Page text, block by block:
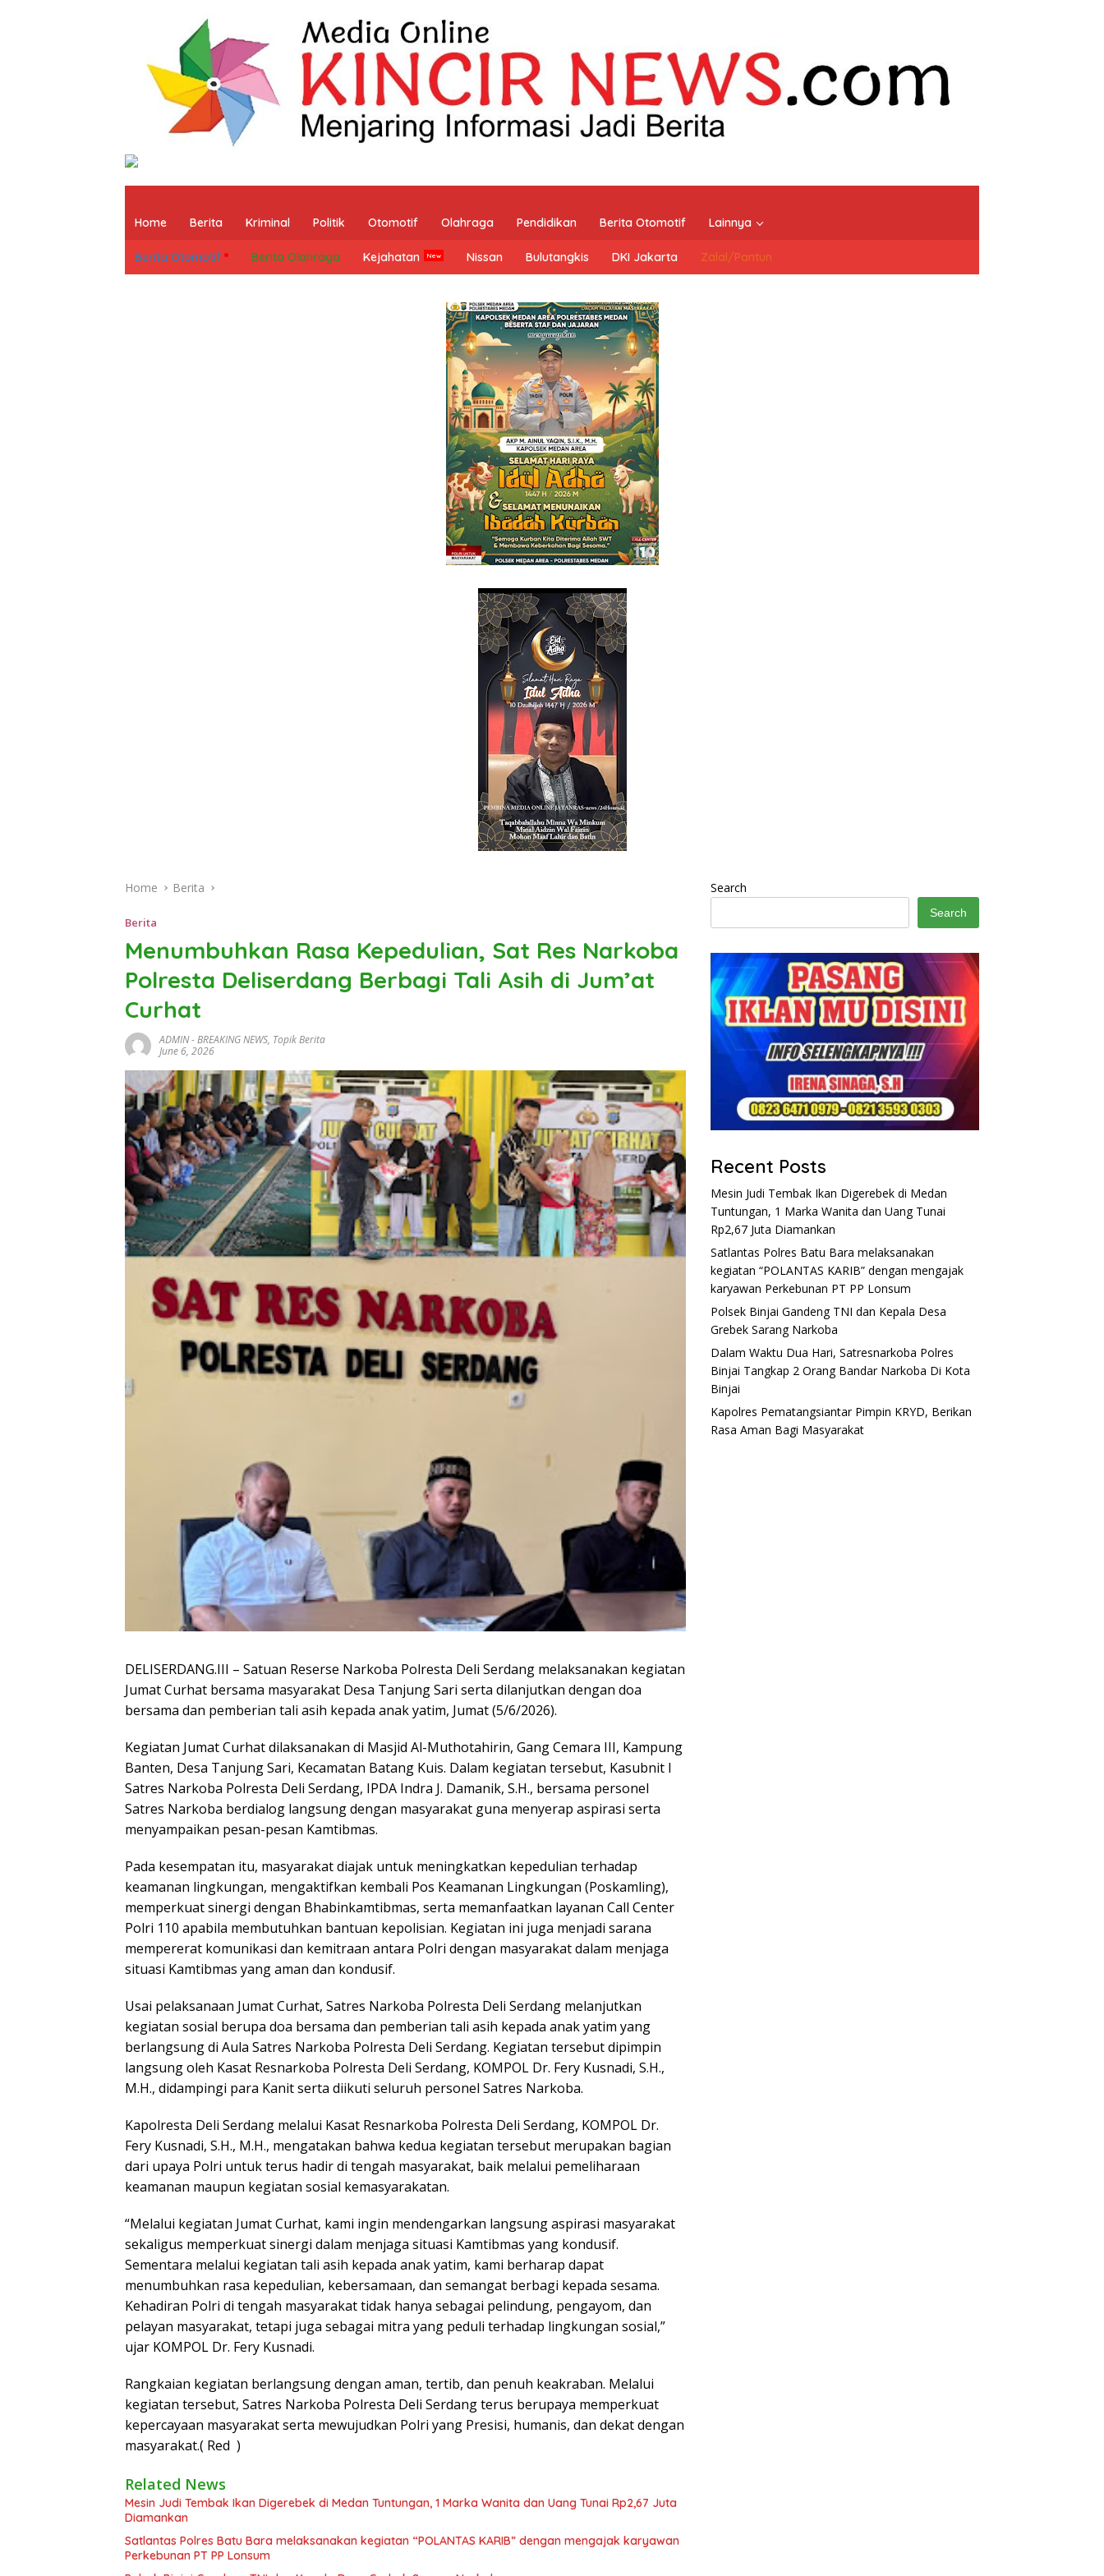
Home Berita Kriminal Politik Otomotif Olahraga Pendidikan Berita Otomotif Lainnya
Berita Otomotif Berita Olahraga Kejahatan Nissan Bulutangkis DKI Jakarta Zalal/Pantun
Home Berita
Berita
Menumbuhkan Rasa Kepedulian, Sat Res Narkoba
Polresta Deliserdang Berbagi Tali Asih di Jum’at
Curhat
ADMIN-BREAKING NEWS, Topik Berita
June 6, 2026
DELISERDANG.III – Satuan Reserse Narkoba Polresta Deli Serdang melaksanakan kegiatan
Jumat Curhat bersama masyarakat Desa Tanjung Sari serta dilanjutkan dengan doa
bersama dan pemberian tali asih kepada anak yatim, Jumat (5/6/2026).
Kegiatan Jumat Curhat dilaksanakan di Masjid Al-Muthotahirin, Gang Cemara III, Kampung
Banten, Desa Tanjung Sari, Kecamatan Batang Kuis. Dalam kegiatan tersebut, Kasubnit I
Satres Narkoba Polresta Deli Serdang, IPDA Indra J. Damanik, S.H., bersama personel
Satres Narkoba berdialog langsung dengan masyarakat guna menyerap aspirasi serta
menyampaikan pesan-pesan Kamtibmas.
Pada kesempatan itu, masyarakat diajak untuk meningkatkan kepedulian terhadap
keamanan lingkungan, mengaktifkan kembali Pos Keamanan Lingkungan (Poskamling),
memperkuat sinergi dengan Bhabinkamtibmas, serta memanfaatkan layanan Call Center
Polri 110 apabila membutuhkan bantuan kepolisian. Kegiatan ini juga menjadi sarana
mempererat komunikasi dan kemitraan antara Polri dengan masyarakat dalam menjaga
situasi Kamtibmas yang aman dan kondusif.
Usai pelaksanaan Jumat Curhat, Satres Narkoba Polresta Deli Serdang melanjutkan
kegiatan sosial berupa doa bersama dan pemberian tali asih kepada anak yatim yang
berlangsung di Aula Satres Narkoba Polresta Deli Serdang. Kegiatan tersebut dipimpin
langsung oleh Kasat Resnarkoba Polresta Deli Serdang, KOMPOL Dr. Fery Kusnadi, S.H.,
M.H., didampingi para Kanit serta diikuti seluruh personel Satres Narkoba.
Kapolresta Deli Serdang melalui Kasat Resnarkoba Polresta Deli Serdang, KOMPOL Dr.
Fery Kusnadi, S.H., M.H., mengatakan bahwa kedua kegiatan tersebut merupakan bagian
dari upaya Polri untuk terus hadir di tengah masyarakat, baik melalui pemeliharaan
keamanan maupun kegiatan sosial kemasyarakatan.
“Melalui kegiatan Jumat Curhat, kami ingin mendengarkan langsung aspirasi masyarakat
sekaligus memperkuat sinergi dalam menjaga situasi Kamtibmas yang kondusif.
Sementara melalui kegiatan tali asih kepada anak yatim, kami berharap dapat
menumbuhkan rasa kepedulian, kebersamaan, dan semangat berbagi kepada sesama.
Kehadiran Polri di tengah masyarakat tidak hanya sebagai pelindung, pengayom, dan
pelayan masyarakat, tetapi juga sebagai mitra yang peduli terhadap lingkungan sosial,”
ujar KOMPOL Dr. Fery Kusnadi.
Rangkaian kegiatan berlangsung dengan aman, tertib, dan penuh keakraban. Melalui
kegiatan tersebut, Satres Narkoba Polresta Deli Serdang terus berupaya memperkuat
kepercayaan masyarakat serta mewujudkan Polri yang Presisi, humanis, dan dekat dengan
masyarakat.( Red )
Related News
Mesin Judi Tembak Ikan Digerebek di Medan Tuntungan, 1 Marka Wanita dan Uang Tunai Rp2,67 Juta
Diamankan
Satlantas Polres Batu Bara melaksanakan kegiatan “POLANTAS KARIB” dengan mengajak karyawan
Perkebunan PT PP Lonsum
Search
Search
Recent Posts
Mesin Judi Tembak Ikan Digerebek di Medan
Tuntungan, 1 Marka Wanita dan Uang Tunai
Rp2,67 Juta Diamankan
Satlantas Polres Batu Bara melaksanakan
kegiatan “POLANTAS KARIB” dengan mengajak
karyawan Perkebunan PT PP Lonsum
Polsek Binjai Gandeng TNI dan Kepala Desa
Grebek Sarang Narkoba
Dalam Waktu Dua Hari, Satresnarkoba Polres
Binjai Tangkap 2 Orang Bandar Narkoba Di Kota
Binjai
Kapolres Pematangsiantar Pimpin KRYD, Berikan
Rasa Aman Bagi Masyarakat